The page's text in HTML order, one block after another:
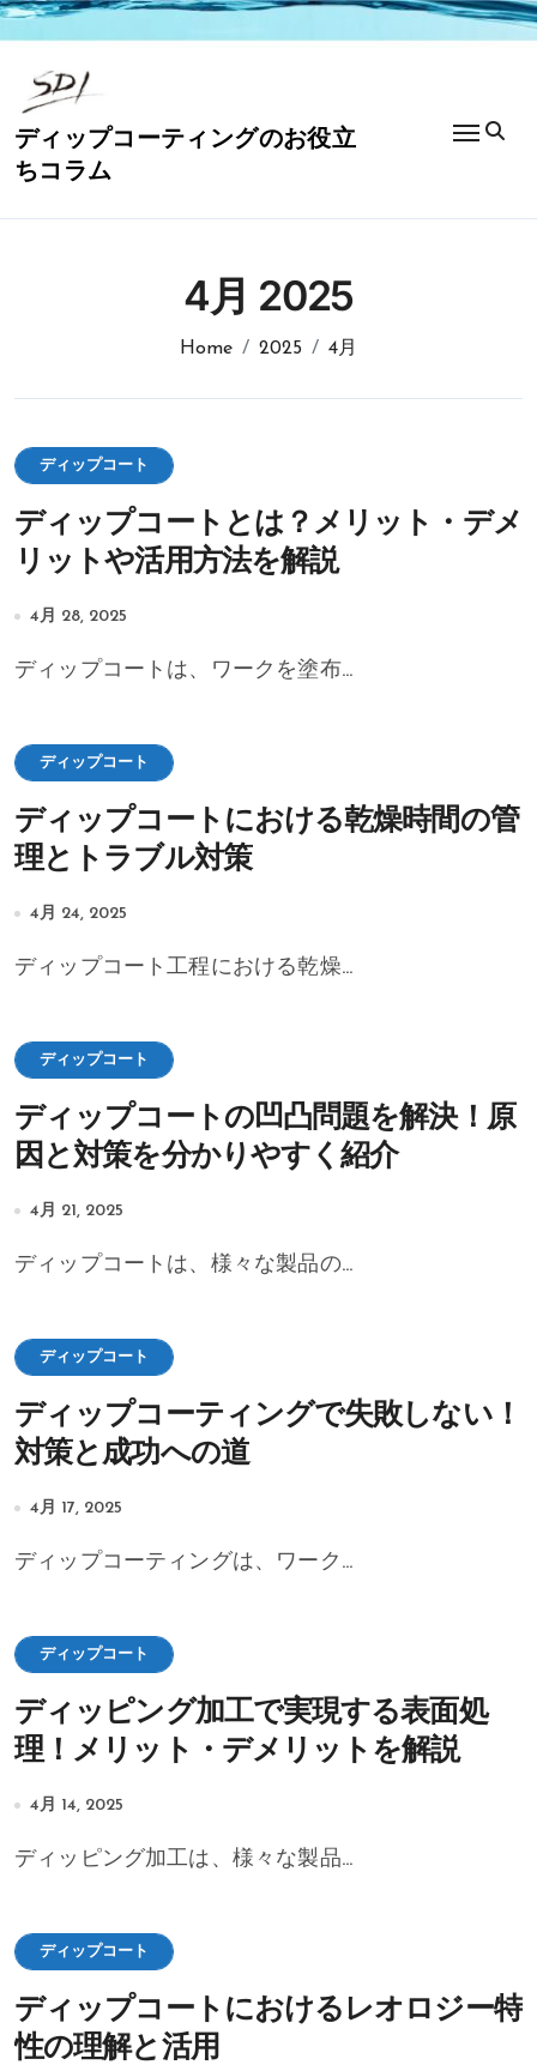
コ
ン
に
ス
ッ
ディップコーティングのお役立
ちコラム
4月 2025
Home 2025 4月
ディップコート
ディップコートとは？メリット・デメ
リットや活用方法を解説
4月 28, 2025
ディップコートは、ワークを塗布...
ディップコート
ディップコートにおける乾燥時間の管
理とトラブル対策
4月 24, 2025
ディップコート工程における乾燥...
ディップコート
ディップコートの凹凸問題を解決！原
因と対策を分かりやすく紹介
4月 21, 2025
ディップコートは、様々な製品の...
ディップコート
ディップコーティングで失敗しない！
対策と成功への道
4月 17, 2025
ディップコーティングは、ワーク...
ディップコート
ディッピング加工で実現する表面処
理！メリット・デメリットを解説
4月 14, 2025
ディッピング加工は、様々な製品...
ディップコート
ディップコートにおけるレオロジー特
性の理解と活用